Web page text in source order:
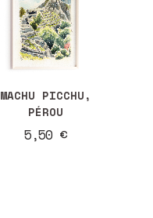
au
ancien
MACHU PICCHU,
PÉROU
5,50 €